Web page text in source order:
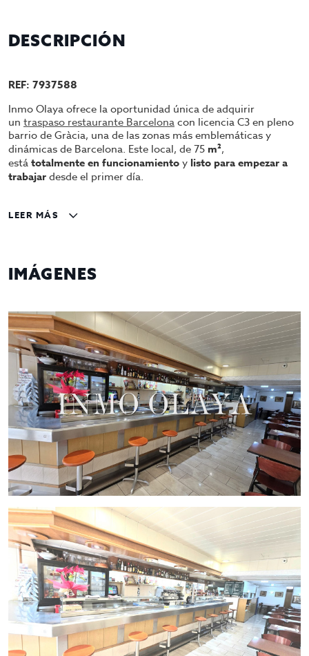
DESCRIPCIÓN
REF: 7937588
Inmo Olaya ofrece la oportunidad única de adquirir
un traspaso restaurante Barcelonacon licencia C3 en pleno
barrio de Gràcia, una de las zonas más emblemáticas y
dinámicas de Barcelona. Este local, de 75 m²,
estátotalmente en funcionamientoy listo para empezar a
trabajardesde el primer día.
Estado
Cocina equipada
Baños: 2
Aforo: comensales
Precio del traspaso 234.000€ y alquiler mensual actual de
2.000€ + Iva
El restaurante cuenta con unaubicación privilegiadaen una
de las calles más importantes de Gràcia, rodeado de
oficinas, comercios y un gran flujo de transeúntes y
residentes locales.
No dejes pasar esta oportunidad para invertir en uno de los
barrios más vibrantes de Barcelona. ¡Listo para empezar a
trabajar desde el primer día!
LEER MÁS
IMÁGENES